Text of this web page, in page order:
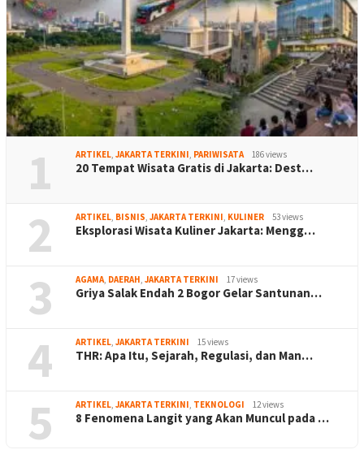
1 ARTIKEL, JAKARTA TERKINI, PARIWISATA 186 views
20 Tempat Wisata Gratis di Jakarta: Dest…
2 ARTIKEL, BISNIS, JAKARTA TERKINI, KULINER 53 views
Eksplorasi Wisata Kuliner Jakarta: Mengg…
3 AGAMA, DAERAH, JAKARTA TERKINI 17 views
Griya Salak Endah 2 Bogor Gelar Santunan…
4 ARTIKEL, JAKARTA TERKINI 15 views
THR: Apa Itu, Sejarah, Regulasi, dan Man…
5 ARTIKEL, JAKARTA TERKINI, TEKNOLOGI 12 views
8 Fenomena Langit yang Akan Muncul pada …